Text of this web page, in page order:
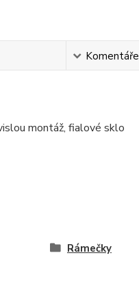
Komentáře
montáž, fialové sklo
Rámečky